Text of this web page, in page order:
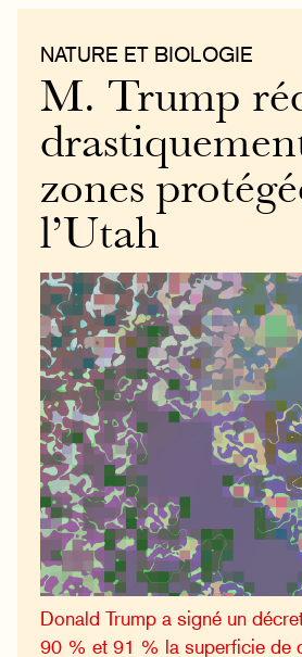
NATURE ET BIOLOGIE
M. Trump
zones
l’Utah
Donald Trump a signé un
90 % et 91 % la superficie de